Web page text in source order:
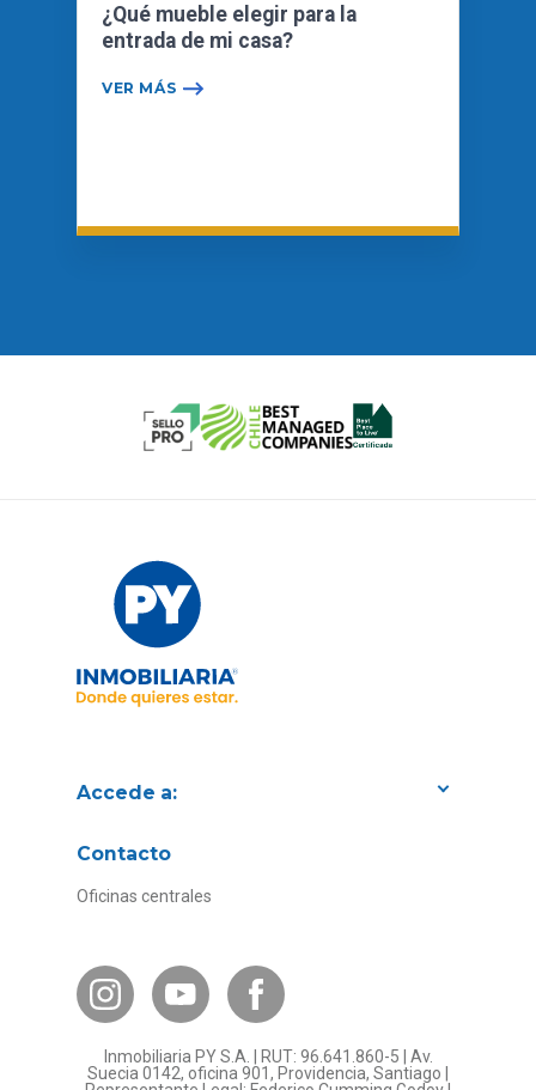
¿Qué mueble elegir para la
entrada de mi casa?
VER MÁS
Accede a:
Bases Legales
¿Por qué invertir en PY?
Preguntas frecuentes
Contacto
Oficinas centrales
Inmobiliaria PY S.A. | RUT: 96.641.860-5 | Av.
Suecia 0142, oficina 901, Providencia, Santiago |